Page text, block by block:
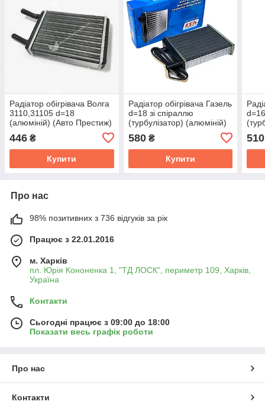
Радiатор обiгрiвача Волга
3110,31105 d=18
(алюмiнiй) (Авто Престиж)
446 ₴
Купити
Радiатор обiгрiвача Газель
d=18 зi спiраллю
(турбулiзатор) (алюмiнiй)
580₴
Купити
510
Про нас
98% позитивних з 736 відгуків за рік
Працює з 22.01.2016
м. Харків
пл. Юрія Кононенка 1, "ТД ЛОСК", периметр 109, Харків,
Україна
Контакти
Сьогодні працює з 09:00 до 18:00
Показати весь графік роботи
Про нас
Контакти